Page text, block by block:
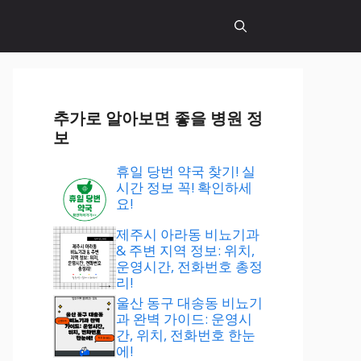
추가로 알아보면 좋을 병원 정
보
휴일 당번 약국 찾기! 실
시간 정보 꼭! 확인하세
요!
제주시 아라동 비뇨기과
& 주변 지역 정보: 위치,
운영시간, 전화번호 총정
리!
울산 동구 대송동 비뇨기
과 완벽 가이드: 운영시
간, 위치, 전화번호 한눈
에!